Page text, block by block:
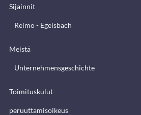
Sijainnit
Reimo - Egelsbach
Meistä
Unternehmensgeschichte
Toimituskulut
peruuttamisoikeus